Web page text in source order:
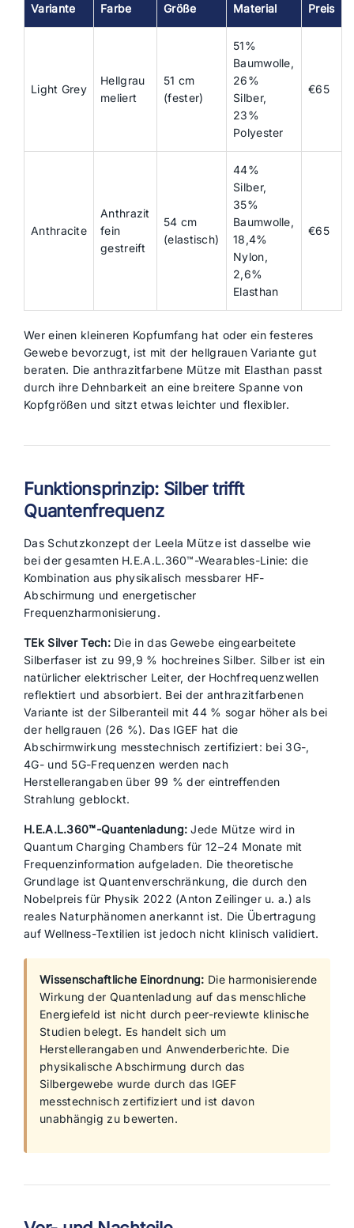
Variante Farbe Größe Material Preis
Light Grey
Hellgrau
meliert
51 cm
(fester)
51%
Baumwolle,
26%
Silber,
23%
Polyester
€65
Anthracite
Anthrazit
fein
gestreift
54 cm
(elastisch)
44%
Silber,
35%
Baumwolle,
18,4%
Nylon,
2,6%
Elasthan
€65
Wer einen kleineren Kopfumfang hat oder ein festeres
Gewebe bevorzugt, ist mit der hellgrauen Variante gut
beraten. Die anthrazitfarbene Mütze mit Elasthan passt
durch ihre Dehnbarkeit an eine breitere Spanne von
Kopfgrößen und sitzt etwas leichter und flexibler.
Funktionsprinzip: Silber trifft
Quantenfrequenz
Das Schutzkonzept der Leela Mütze ist dasselbe wie
bei der gesamten H.E.A.L.360™-Wearables-Linie: die
Kombination aus physikalisch messbarer HF-
Abschirmung und energetischer
Frequenzharmonisierung.
TEk Silver Tech:Die in das Gewebe eingearbeitete
Silberfaser ist zu 99,9 % hochreines Silber. Silber ist ein
natürlicher elektrischer Leiter, der Hochfrequenzwellen
reflektiert und absorbiert. Bei der anthrazitfarbenen
Variante ist der Silberanteil mit 44 % sogar höher als bei
der hellgrauen (26 %). Das IGEF hat die
Abschirmwirkung messtechnisch zertifiziert: bei 3G-,
4G- und 5G-Frequenzen werden nach
Herstellerangaben über 99 % der eintreffenden
Strahlung geblockt.
H.E.A.L.360™-Quantenladung: Jede Mütze wird in
Quantum Charging Chambers für 12–24 Monate mit
Frequenzinformation aufgeladen. Die theoretische
Grundlage ist Quantenverschränkung, die durch den
Nobelpreis für Physik 2022 (Anton Zeilinger u. a.) als
reales Naturphänomen anerkannt ist. Die Übertragung
auf Wellness-Textilien ist jedoch nicht klinisch validiert.
Wissenschaftliche Einordnung: Die harmonisierende
Wirkung der Quantenladung auf das menschliche
Energiefeld ist nicht durch peer-reviewte klinische
Studien belegt. Es handelt sich um
Herstellerangaben und Anwenderberichte. Die
physikalische Abschirmung durch das
Silbergewebe wurde durch das IGEF
messtechnisch zertifiziert und ist davon
unabhängig zu bewerten.